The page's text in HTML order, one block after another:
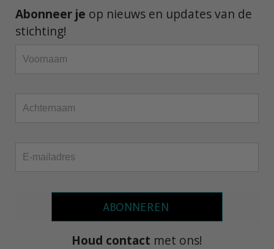
Abonneer je op nieuws en updates van de
stichting!
ABONNEREN
Houd contact met ons!